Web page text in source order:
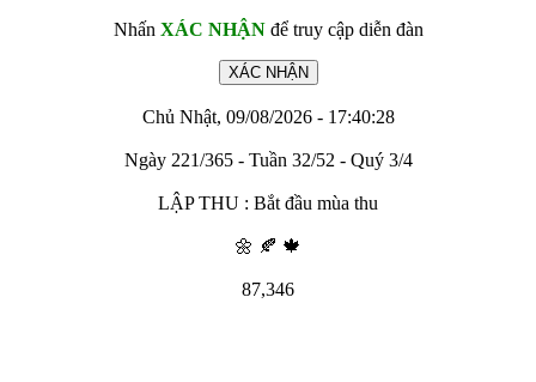
Nhấn XÁC NHẬNđể truy cập diễn đàn
Chủ Nhật, 09/08/2026 - 17:40:28
Ngày 221/365 - Tuần 32/52 - Quý 3/4
LẬP THU : Bắt đầu mùa thu
🌼 🍂 🍁
87,346